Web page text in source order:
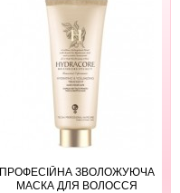
ПРОФЕСІЙНА ЗВОЛОЖУЮЧА
МАСКА ДЛЯ ВОЛОССЯ